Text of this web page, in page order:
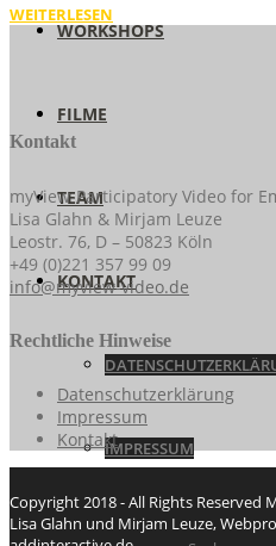
WORKSHOPS
FILME
TEAM
KONTAKT
IMPRESSUM
WEITERLESEN
Kontakt
myView-Participatory Video for
Lisa Glahn & Mirjam Leuze
Leostr. 76, D – 50823 Köln
+49 (0)221 357 99 09
info@myview-video.de
Rechtliche Hinweise
Datenschutzerklärung
Impressum
Kontakt
Copyright 2018 - All Rights Reserved
Lisa Glahn und Mirjam Leuze,